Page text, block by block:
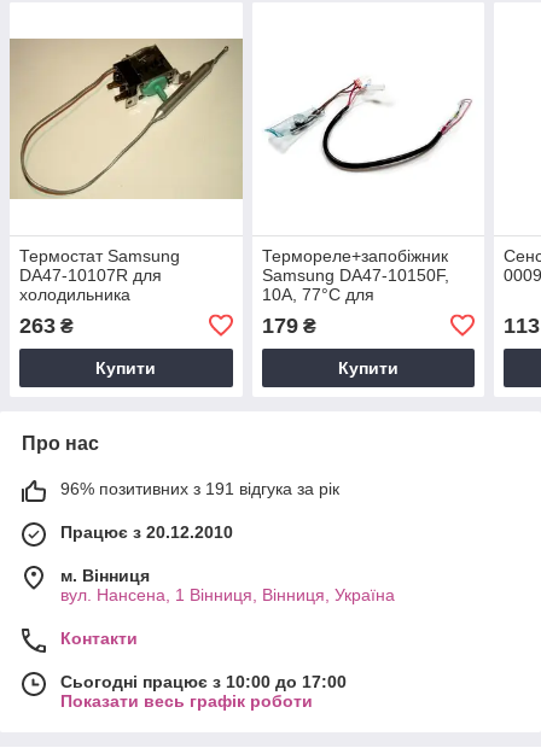
Термостат Samsung
DA47-10107R для
холодильника
263 ₴
Купити
Термореле+запобіжник
Samsung DA47-10150F,
10A, 77°C для
179₴
Купити
113
Про нас
96% позитивних з 191 відгука за рік
Працює з 20.12.2010
м. Вінниця
вул. Нансена, 1 Вінниця, Вінниця, Україна
Контакти
Сьогодні працює з 10:00 до 17:00
Показати весь графік роботи